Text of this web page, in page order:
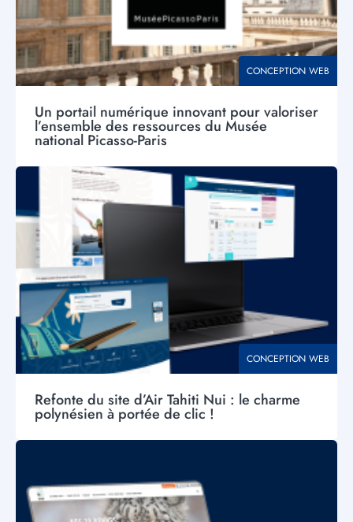
THÉMATIQUE
CONCEPTION WEB
Un portail numérique innovant pour valoriser
l’ensemble des ressources du Musée
national Picasso-Paris
Visuel
THÉMATIQUE
CONCEPTION WEB
Refonte du site d’Air Tahiti Nui : le charme
polynésien à portée de clic !
Visuel